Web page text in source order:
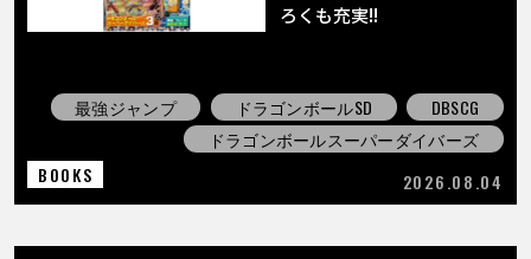
ろくも充実!!
最強ジャンプ ドラゴンボールSD
DBSCG
ドラゴンボールスーパーダイバーズ
BOOKS
2026.08.04